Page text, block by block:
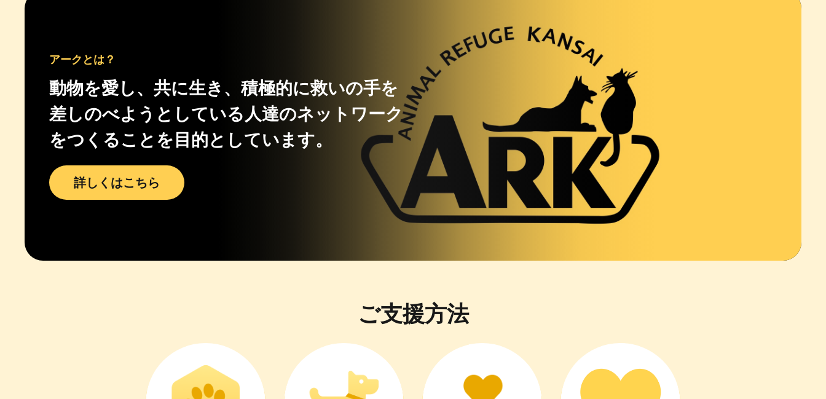
アークとは？
動物を愛し、共に生き、積極的に救いの手を
差しのべようとしている人達のネットワーク
をつくることを目的としています。
詳しくはこちら
ご支援方法